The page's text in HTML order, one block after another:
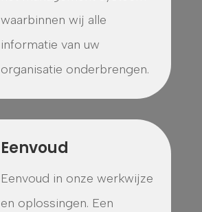
waarbinnen wij alle
informatie van uw
organisatie onderbrengen.
Eenvoud
Eenvoud in onze werkwijze
en oplossingen. Een